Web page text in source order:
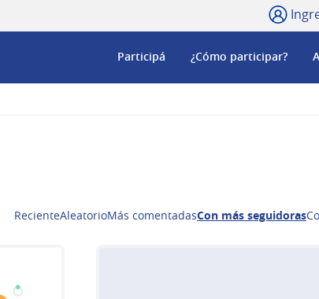
Participá ¿Cómo participar?
RecienteAleatorioMás comentadasCon más seguidoras